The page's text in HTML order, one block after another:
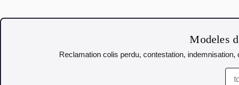
Modeles
Reclamation colis perdu, contestation,